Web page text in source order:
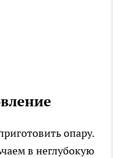
опару.
в неглубокую